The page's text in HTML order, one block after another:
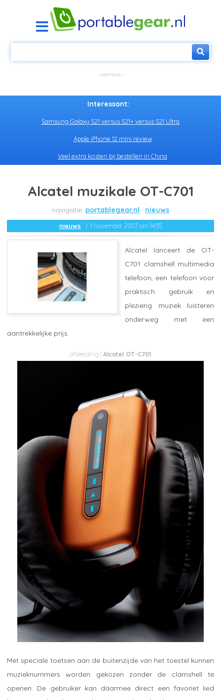
Interessant:
Samsung Galaxy S21 versus S21+ versus S21 Ultra
Apple iPhone 12 mini review
Veel extra kosten bij bestellen in China
Alcatel muzikale OT-C701
portablegear.nl nieuws
nieuws 1 november 2007 om 14:55
Alcatel lanceert de OT-
C701 clamshell multimedia
telefoon, een telefoon voor
praktisch gebruik en
plezierig muziek luisteren
onderweg met een
aantrekkelijke prijs.
Alcatel OT-C701
Met speciale toetsen aan de buitenzijde van het toestel kunnen
muzieknummers worden gekozen zonder de clamshell te
openen. De gebruiker kan daarmee direct een favoriet lied